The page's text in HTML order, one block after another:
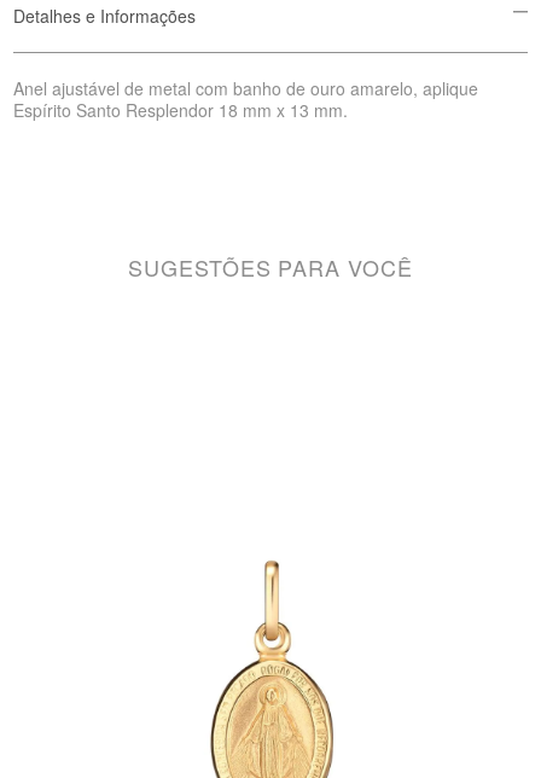
Detalhes e Informações
Anel ajustável de metal com banho de ouro amarelo, aplique
Espírito Santo Resplendor 18 mm x 13 mm.
SUGESTÕES PARA VOCÊ